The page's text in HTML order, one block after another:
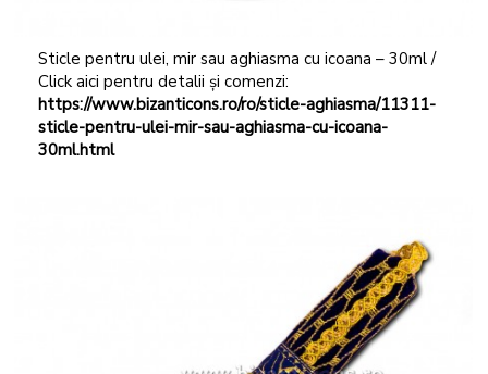
Sticle pentru ulei, mir sau aghiasma cu icoana – 30ml /
Click aici pentru detalii și comenzi:
https://www.bizanticons.ro/ro/sticle-aghiasma/11311-
sticle-pentru-ulei-mir-sau-aghiasma-cu-icoana-
30ml.html